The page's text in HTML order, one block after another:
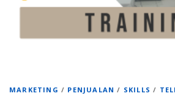
MARKETING / PENJUALAN / SKILLS /